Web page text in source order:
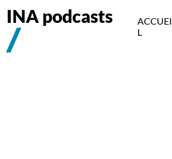
INA podcasts
ACCUEI
L